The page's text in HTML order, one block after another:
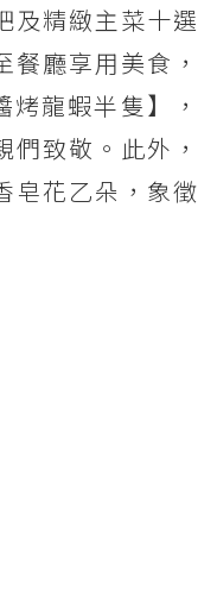
及精緻主菜十選
廳享用美食，
龍蝦半隻】，
致敬。此外，
皂花乙朵，象徵